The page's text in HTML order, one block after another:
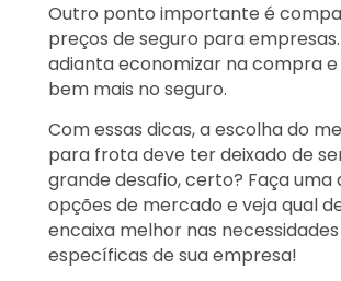
Outro ponto importante é
preços de seguro para
adianta economizar na compra
bem mais no seguro.
Com essas dicas, a escolha do
para frota deve ter deixado de
grande desafio, certo? Faça uma
opções de mercado e veja qual
encaixa melhor nas necessidades
específicas de sua empresa!